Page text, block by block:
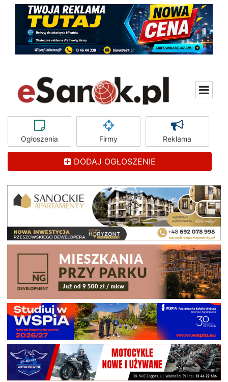
Ogłoszenia Firmy Reklama
DODAJ OGŁOSZENIE